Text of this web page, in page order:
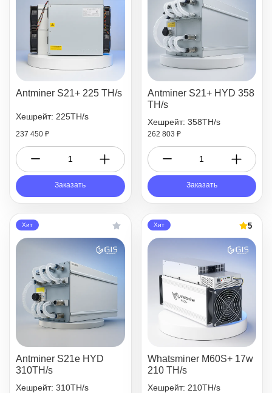
Antminer S21+ 225 TH/s
Хешрейт: 225TH/s
237 450 ₽
Заказать
Antminer S21+ HYD 358
TH/s
Хешрейт: 358TH/s
262 803 ₽
Заказать
Хит
Antminer S21e HYD
310TH/s
Хешрейт: 310TH/s
5
Хит
Whatsminer M60S+ 17w
210 TH/s
Хешрейт: 210TH/s